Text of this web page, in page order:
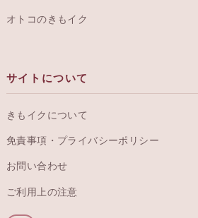
オトコのきもイク
サイトについて
きもイクについて
免責事項・プライバシーポリシー
お問い合わせ
ご利用上の注意